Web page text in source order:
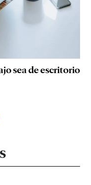
sea de escritorio